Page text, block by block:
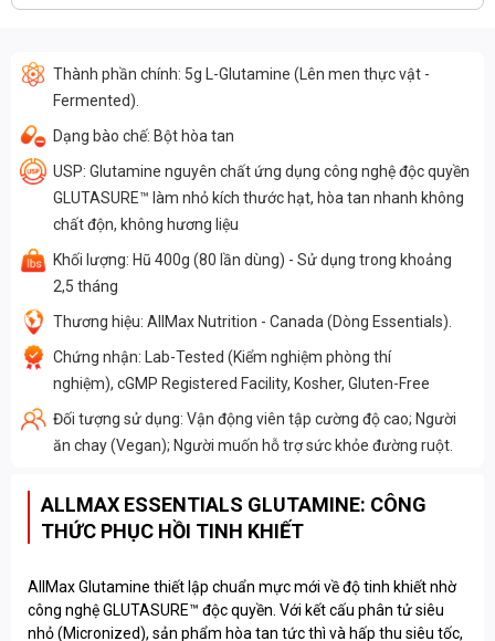
Thành phần chính: 5g L-Glutamine (Lên men thực vật -
Fermented).
Dạng bào chế: Bột hòa tan
USP: Glutamine nguyên chất ứng dụng công nghệ độc quyền
GLUTASURE™ làm nhỏ kích thước hạt, hòa tan nhanh không
chất độn, không hương liệu
Khối lượng: Hũ 400g (80 lần dùng) - Sử dụng trong khoảng
2,5 tháng
Thương hiệu: AllMax Nutrition - Canada (Dòng Essentials).
Chứng nhận: Lab-Tested (Kiểm nghiệm phòng thí
nghiệm), cGMP Registered Facility, Kosher, Gluten-Free
Đối tượng sử dụng: Vận động viên tập cường độ cao; Người
ăn chay (Vegan); Người muốn hỗ trợ sức khỏe đường ruột.
ALLMAX ESSENTIALS GLUTAMINE: CÔNG
THỨC PHỤC HỒI TINH KHIẾT
AllMax Glutamine thiết lập chuẩn mực mới về độ tinh khiết nhờ
công nghệ GLUTASURE™ độc quyền. Với kết cấu phân tử siêu
nhỏ (Micronized), sản phẩm hòa tan tức thì và hấp thu siêu tốc,